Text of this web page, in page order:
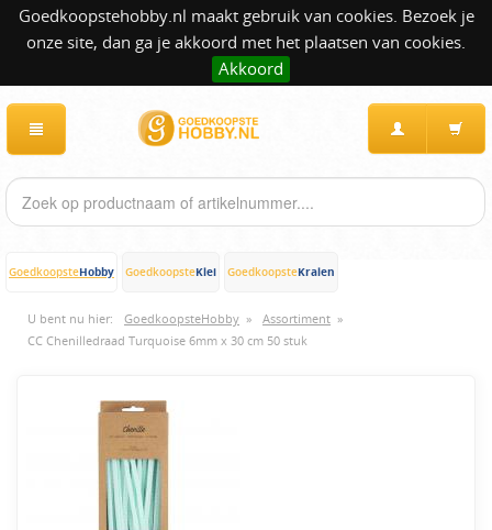
Goedkoopstehobby.nl maakt gebruik van cookies. Bezoek je
onze site, dan ga je akkoord met het plaatsen van cookies.
Akkoord
GoedkoopsteHobby GoedkoopsteKlei GoedkoopsteKralen
U bent nu hier: GoedkoopsteHobby » Assortiment »
CC Chenilledraad Turquoise 6mm x 30 cm 50 stuk